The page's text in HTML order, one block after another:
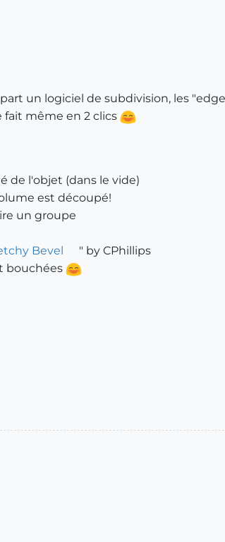
un logiciel de subdivision, les
fait même en 2 clics
de l'objet (dans le vide)
est découpé!
un groupe
Bevel
" by CPhillips
bouchées